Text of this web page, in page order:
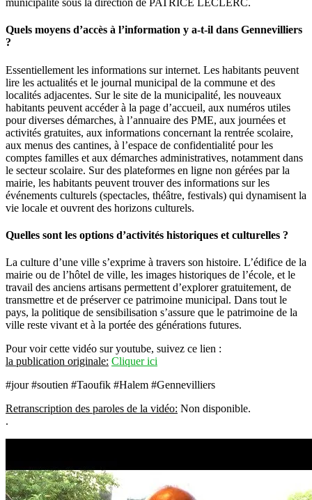
municipalité sous la direction de PATRICE LECLERC.
Quels moyens d’accès à l’information y a-t-il dans Gennevilliers
?
Essentiellement les informations sur internet. Les habitants peuvent
lire les actualités et le journal municipal de la commune et des
localités adjacentes. Sur le site de la municipalité, les nouveaux
habitants peuvent accéder à la page d’accueil, aux numéros utiles
pour diverses démarches, à l’annuaire des PME, aux journées et
activités gratuites, aux informations concernant la rentrée scolaire,
aux menus des cantines, à l’espace de confidentialité pour les
comptes familles et aux démarches administratives, notamment dans
le secteur scolaire. Sur des plateformes en ligne non gérées par la
mairie, les habitants peuvent trouver des informations sur les
événements culturels (spectacles, théâtre, festivals) qui dynamisent la
vie locale et ouvrent des horizons culturels.
Quelles sont les options d’activités historiques et culturelles ?
La culture d’une ville s’exprime à travers son histoire. L’édifice de la
mairie ou de l’hôtel de ville, les images historiques de l’école, et le
travail des anciens artisans permettent d’explorer gratuitement, de
transmettre et de préserver ce patrimoine municipal. Dans tout le
pays, la politique de sensibilisation s’assure que le patrimoine de la
ville reste vivant et à la portée des générations futures.
Pour voir cette vidéo sur youtube, suivez ce lien :
la publication originale: Cliquer ici
#jour #soutien #Taoufik #Halem #Gennevilliers
Retranscription des paroles de la vidéo: Non disponible.
.